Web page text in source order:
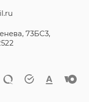
73БС3,